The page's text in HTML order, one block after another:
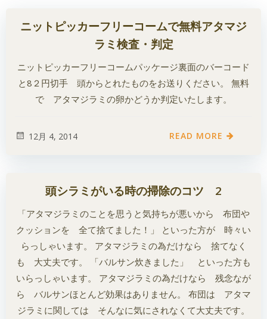
ニットピッカーフリーコームで無料アタマジ
ラミ検査・判定
ニットピッカーフリーコームパッケージ裏面のバーコード
と8２円切手 頭からとれたものをお送りください。 無料
で アタマジラミの卵かどうか判定いたします。
12月 4, 2014 READ MORE
頭シラミがいる時の掃除のコツ 2
「アタマジラミのことを思うと気持ちが悪いから 布団や
クッションを 全て捨てました！」 といった方が 時々い
らっしゃいます。 アタマジラミの為だけなら 捨てなく
も 大丈夫です。 「バルサン炊きました」 といった方も
いらっしゃいます。 アタマジラミの為だけなら 残念なが
ら バルサンほとんど効果はありません。 布団は アタマ
ジラミに関しては そんなに気にされなくて大丈夫です。